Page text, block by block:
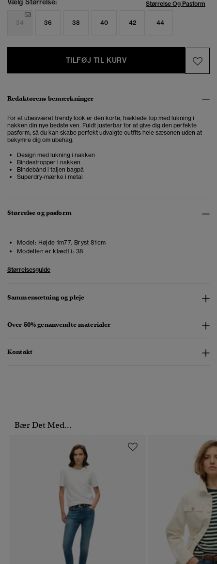
Vælg Størrelse: Størrelse Og Pasform
34 36 38 40 42 44
TILFØJ TIL KURV
Redaktørens bemærkninger
For et ubesværet trendy look er den korte, hæklede top med lukning i
nakken din nye bedste ven. Fuldt justerbar for at give dig den perfekte
pasform, så du kan skabe perfekt udvalgte outfits hele sæsonen uden at
bekymre dig om ubehag.
Design med lukning i nakken
Bindestropper i nakken
Bindebånd i taljen bagpå
Superdry-mærke i metal
Størrelse og pasform
Model: Højde 1m77. Bryst 81cm
Modellen er klædt i: 38
Størrelsesguide
Sammensætning og pleje
Over 50% genanvendte materialer
Kontakt
Bær Det Med...